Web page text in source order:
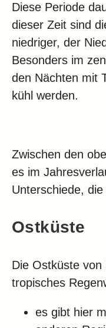
Diese Periode
dieser Zeit sind
niedriger, der
Besonders im
den Nächten mit
kühl werden.
Zwischen den
es im
Unterschiede,
Ostküste
Die Ostküste von
tropisches
es gibt hier